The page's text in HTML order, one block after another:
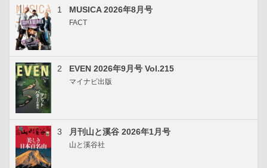
1 MUSICA 2026年8月号
FACT
2 EVEN 2026年9月号 Vol.215
マイナビ出版
3 月刊山と溪谷 2026年1月号
山と溪谷社